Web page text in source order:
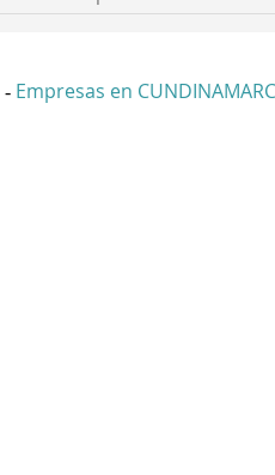
- Empresas en